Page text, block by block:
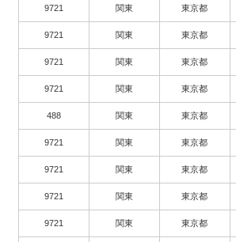
9721 関東 東京都
9721 関東 東京都
9721 関東 東京都
9721 関東 東京都
488 関東 東京都
9721 関東 東京都
9721 関東 東京都
9721 関東 東京都
9721 関東 東京都